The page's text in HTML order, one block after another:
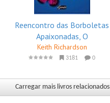
Reencontro das Borboletas
Apaixonadas, O
Keith Richardson
3181 0
Carregar mais livros relacionados